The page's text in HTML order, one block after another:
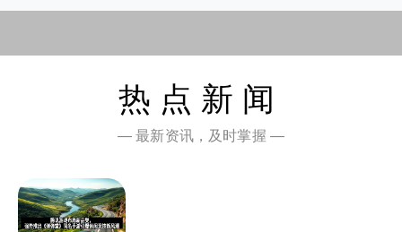
热点新闻
— 最新资讯，及时掌握 —